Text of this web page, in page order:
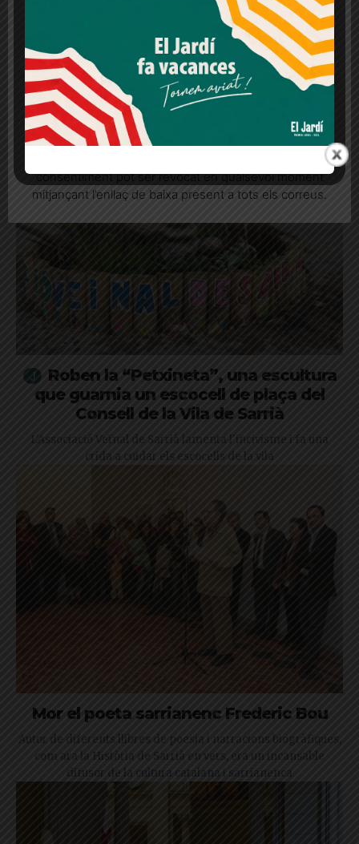
Notícies
relacionades
Roben la “Petxineta”, una escultura
que guarnia un escocell de plaça del
Consell de la Vila de Sarrià
L'Associació Veïnal de Sarrià lamenta l'incivisme i fa una
crida a cuidar els escocells de la vila
Mor el poeta sarrianenc Frederic Bou
Autor de diferents llibres de poesia i narracions biogràfiques,
com ara la Història de Sarrià en vers, era un incansable
difusor de la cultura catalana i sarrianenca
cookies" o a la nostra Política de privacitat en aquest
lloc web. Si cliques "acceptar" dones el teu
Més informació Acceptar Rebutjar tot
Quan l’usuari crea un compte al Diari el Jardí, dona el
seu consentiment explícit per rebre comunicacions
consentiment pot ser revocat en qualsevol moment
mitjançant l’enllaç de baixa present a tots els correus.